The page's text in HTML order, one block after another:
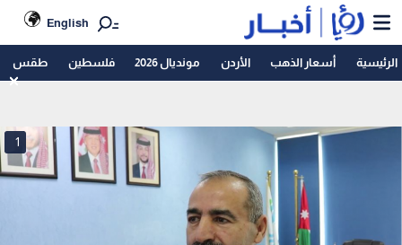
English
الرئيسية أسعار الذهب الأردن مونديال 2026 فلسطين طقس
1